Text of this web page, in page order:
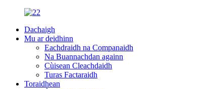
Dachaigh
Mu ar deidhinn
Eachdraidh na Companaidh
Na Buannachdan againn
Cùisean Cleachdaidh
Turas Factaraidh
Toraidhean